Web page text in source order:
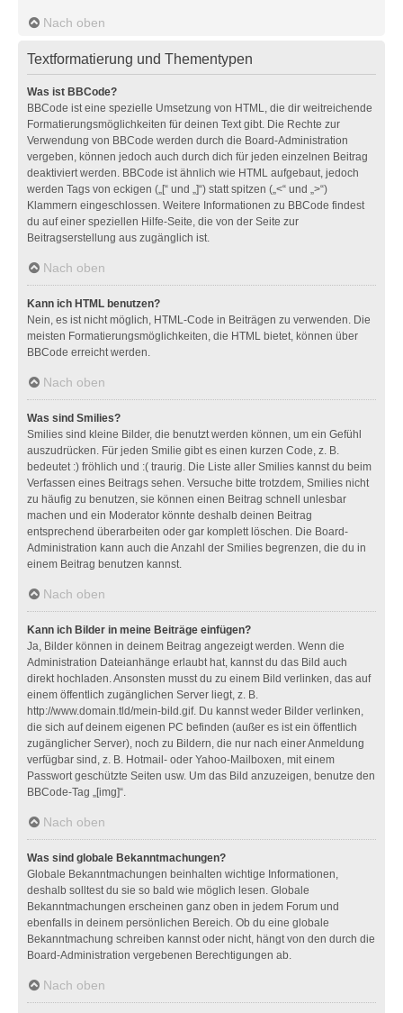
Nach oben
Textformatierung und Thementypen
Was ist BBCode?
BBCode ist eine spezielle Umsetzung von HTML, die dir weitreichende
Formatierungsmöglichkeiten für deinen Text gibt. Die Rechte zur
Verwendung von BBCode werden durch die Board-Administration
vergeben, können jedoch auch durch dich für jeden einzelnen Beitrag
deaktiviert werden. BBCode ist ähnlich wie HTML aufgebaut, jedoch
werden Tags von eckigen („[“ und „]“) statt spitzen („<“ und „>“)
Klammern eingeschlossen. Weitere Informationen zu BBCode findest
du auf einer speziellen Hilfe-Seite, die von der Seite zur
Beitragserstellung aus zugänglich ist.
Nach oben
Kann ich HTML benutzen?
Nein, es ist nicht möglich, HTML-Code in Beiträgen zu verwenden. Die
meisten Formatierungsmöglichkeiten, die HTML bietet, können über
BBCode erreicht werden.
Nach oben
Was sind Smilies?
Smilies sind kleine Bilder, die benutzt werden können, um ein Gefühl
auszudrücken. Für jeden Smilie gibt es einen kurzen Code, z. B.
bedeutet :) fröhlich und :( traurig. Die Liste aller Smilies kannst du beim
Verfassen eines Beitrags sehen. Versuche bitte trotzdem, Smilies nicht
zu häufig zu benutzen, sie können einen Beitrag schnell unlesbar
machen und ein Moderator könnte deshalb deinen Beitrag
entsprechend überarbeiten oder gar komplett löschen. Die Board-
Administration kann auch die Anzahl der Smilies begrenzen, die du in
einem Beitrag benutzen kannst.
Nach oben
Kann ich Bilder in meine Beiträge einfügen?
Ja, Bilder können in deinem Beitrag angezeigt werden. Wenn die
Administration Dateianhänge erlaubt hat, kannst du das Bild auch
direkt hochladen. Ansonsten musst du zu einem Bild verlinken, das auf
einem öffentlich zugänglichen Server liegt, z. B.
http://www.domain.tld/mein-bild.gif. Du kannst weder Bilder verlinken,
die sich auf deinem eigenen PC befinden (außer es ist ein öffentlich
zugänglicher Server), noch zu Bildern, die nur nach einer Anmeldung
verfügbar sind, z. B. Hotmail- oder Yahoo-Mailboxen, mit einem
Passwort geschützte Seiten usw. Um das Bild anzuzeigen, benutze den
BBCode-Tag „[img]“.
Nach oben
Was sind globale Bekanntmachungen?
Globale Bekanntmachungen beinhalten wichtige Informationen,
deshalb solltest du sie so bald wie möglich lesen. Globale
Bekanntmachungen erscheinen ganz oben in jedem Forum und
ebenfalls in deinem persönlichen Bereich. Ob du eine globale
Bekanntmachung schreiben kannst oder nicht, hängt von den durch die
Board-Administration vergebenen Berechtigungen ab.
Nach oben